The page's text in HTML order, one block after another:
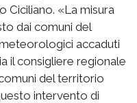
Ciciliano. «La misura
dai comuni del
accaduti
il consigliere regionale
del territorio
intervento di